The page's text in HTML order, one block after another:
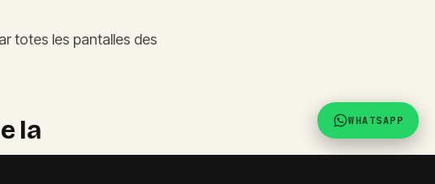
totes les pantalles des
la
WHATSAPP